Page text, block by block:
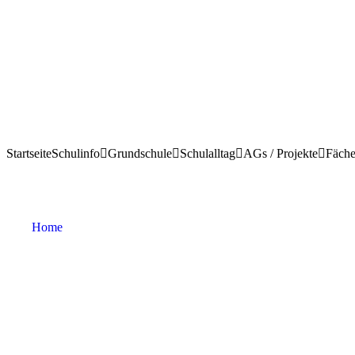
StartseiteSchulinfo Grundschule Schulalltag AGs / Projekte
Home